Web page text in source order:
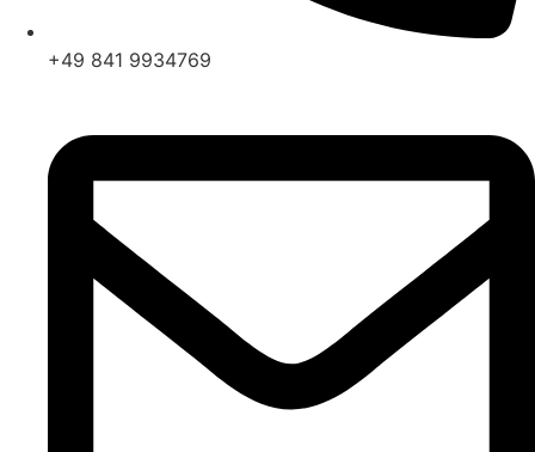
+49 841 9934769